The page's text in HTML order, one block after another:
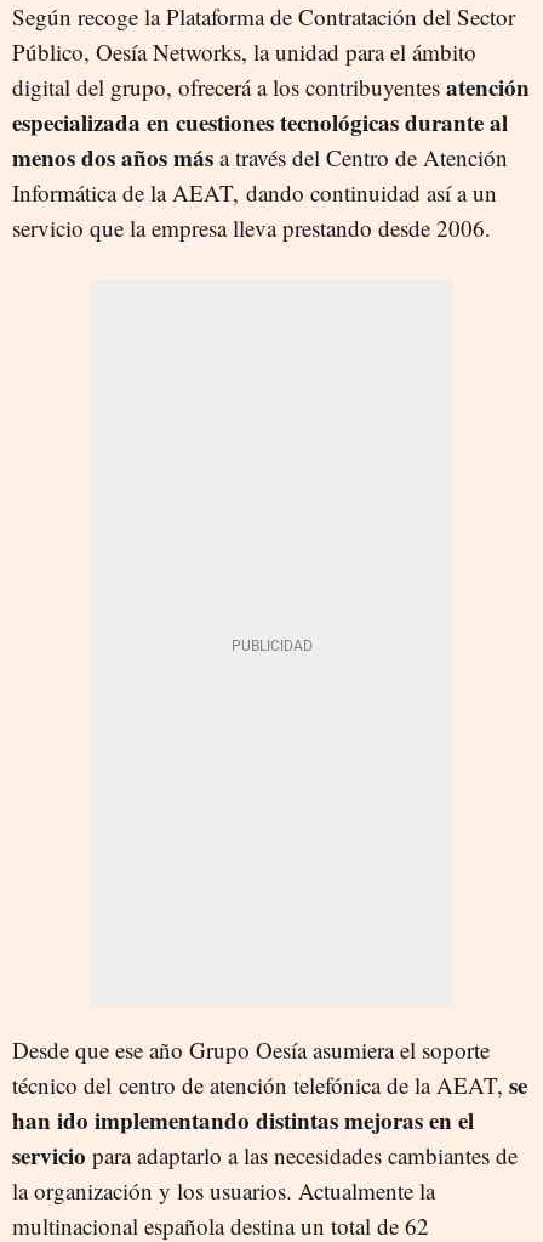
Según recoge la Plataforma de Contratación del Sector
Público, Oesía Networks, la unidad para el ámbito
digital del grupo, ofrecerá a los contribuyentes atención
especializada en cuestiones tecnológicas durante al
menos dos años más a través del Centro de Atención
Informática de la AEAT, dando continuidad así a un
servicio que la empresa lleva prestando desde 2006.
Desde que ese año Grupo Oesía asumiera el soporte
técnico del centro de atención telefónica de la AEAT, se
han ido implementando distintas mejoras en el
servicio para adaptarlo a las necesidades cambiantes de
la organización y los usuarios. Actualmente la
multinacional española destina un total de 62